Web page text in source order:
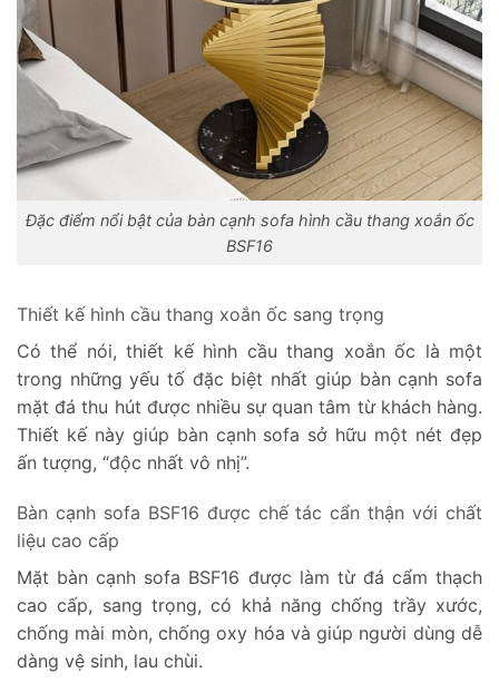
Đặc điểm nổi bật của bàn cạnh sofa hình cầu thang xoắn ốc
BSF16
Thiết kế hình cầu thang xoắn ốc sang trọng
Có thể nói, thiết kế hình cầu thang xoắn ốc là một
trong những yếu tố đặc biệt nhất giúp bàn cạnh sofa
mặt đá thu hút được nhiều sự quan tâm từ khách hàng.
Thiết kế này giúp bàn cạnh sofa sở hữu một nét đẹp
ấn tượng, “độc nhất vô nhị”.
Bàn cạnh sofa BSF16 được chế tác cẩn thận với chất
liệu cao cấp
Mặt bàn cạnh sofa BSF16 được làm từ đá cẩm thạch
cao cấp, sang trọng, có khả năng chống trầy xước,
chống mài mòn, chống oxy hóa và giúp người dùng dễ
dàng vệ sinh, lau chùi.